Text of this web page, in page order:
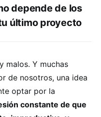
depende de los
último proyecto
malos. Y muchas
de nosotros, una idea
optar por la
constante de que